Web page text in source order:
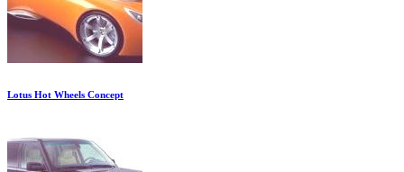
Lotus Hot Wheels Concept